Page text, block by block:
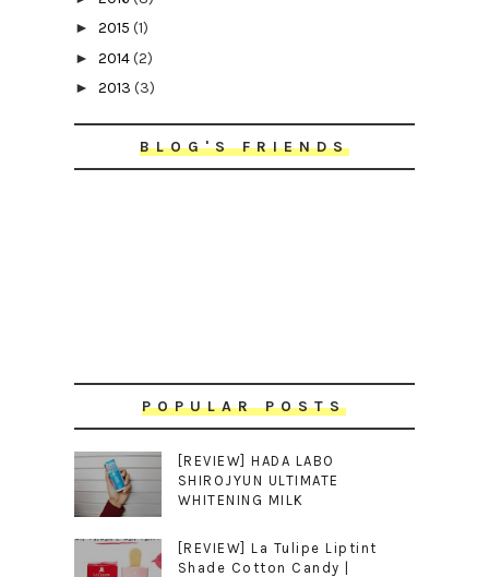
► 2015 (1)
► 2014(2)
► 2013 (3)
BLOG'S FRIENDS
POPULAR POSTS
[REVIEW] HADA LABO
SHIROJYUN ULTIMATE
WHITENING MILK
[REVIEW] La Tulipe Liptint
Shade Cotton Candy |